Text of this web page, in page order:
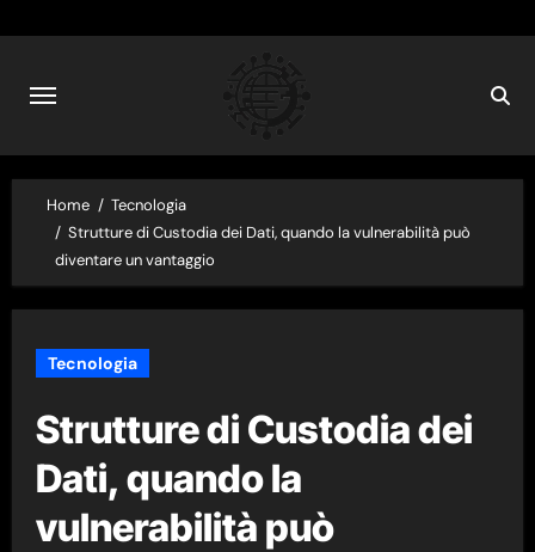
content
Home
Tecnologia
Strutture di Custodia dei Dati, quando la vulnerabilità può
diventare un vantaggio
Tecnologia
Strutture di Custodia dei
Dati, quando la
vulnerabilità può